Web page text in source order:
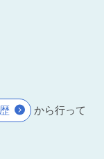
から行って